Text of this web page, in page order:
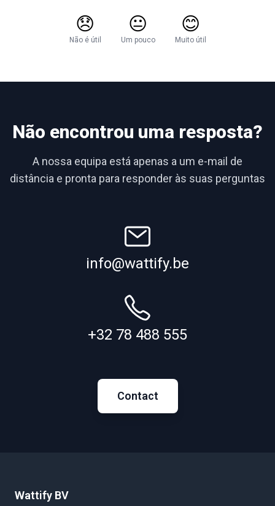
😞
Não é útil
😐
Um pouco
😊
Muito útil
Não encontrou uma resposta?
A nossa equipa está apenas a um e-mail de
distância e pronta para responder às suas perguntas
info@wattify.be
+32 78 488 555
Contact
Wattify BV